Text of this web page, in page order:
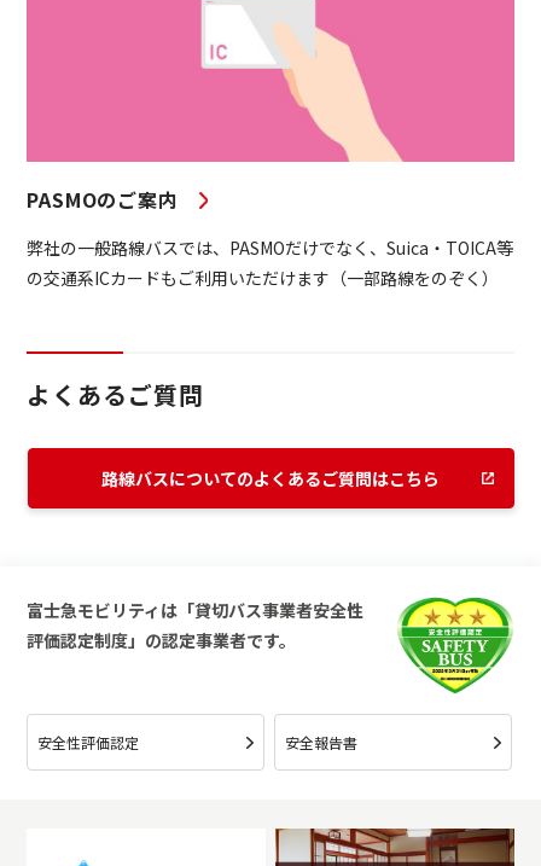
PASMOのご案内
弊社の一般路線バスでは、PASMOだけでなく、Suica・TOICA等
の交通系ICカードもご利用いただけます（一部路線をのぞく）
よくあるご質問
路線バスについてのよくあるご質問はこちら
富士急モビリティは「貸切バス事業者安全性
評価認定制度」の認定事業者です。
安全性評価認定 安全報告書